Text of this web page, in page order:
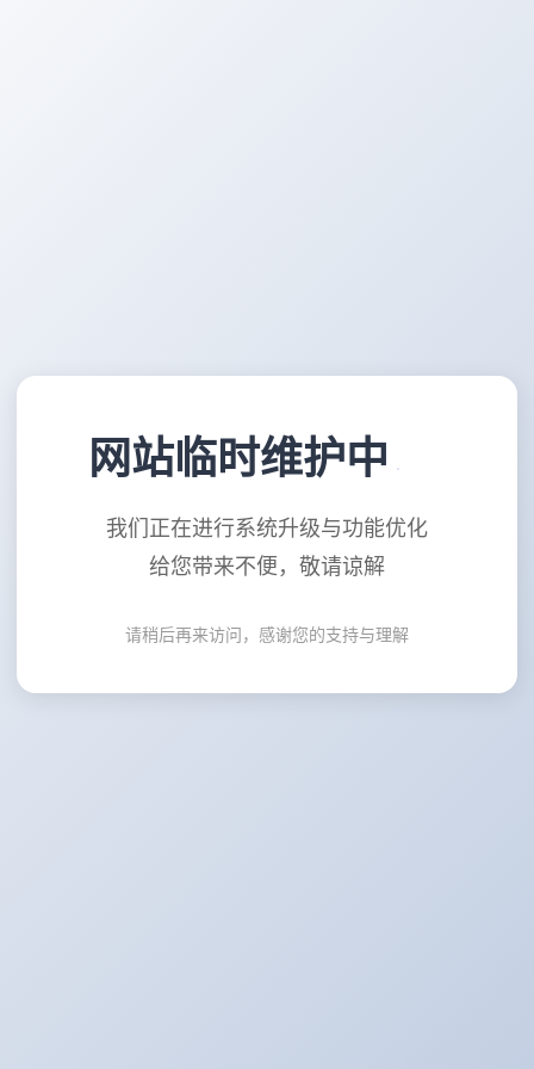
网站临时维护中
我们正在进行系统升级与功能优化
给您带来不便，敬请谅解
请稍后再来访问，感谢您的支持与理解